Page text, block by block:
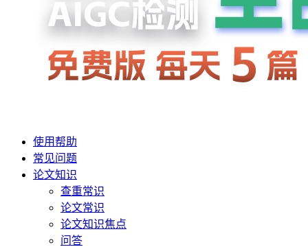
使用帮助
常见问题
论文知识
查重常识
论文常识
论文知识焦点
问答